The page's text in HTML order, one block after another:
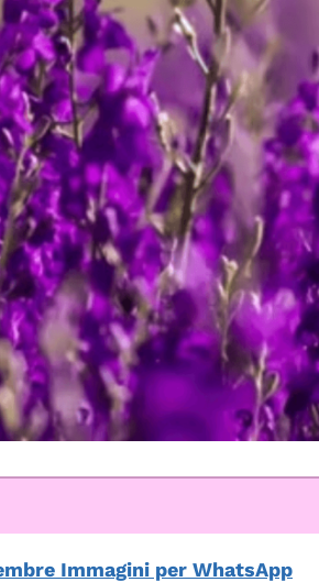
Immagini per WhatsApp